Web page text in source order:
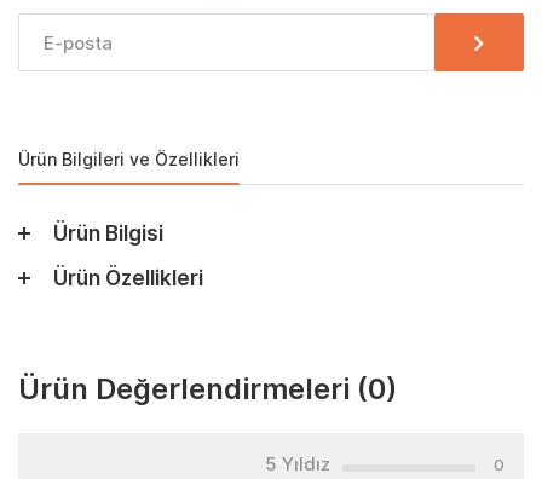
Ürün Bilgileri ve Özellikleri
Ürün Bilgisi
Ürün Özellikleri
Ürün Değerlendirmeleri (0)
5 Yıldız 0